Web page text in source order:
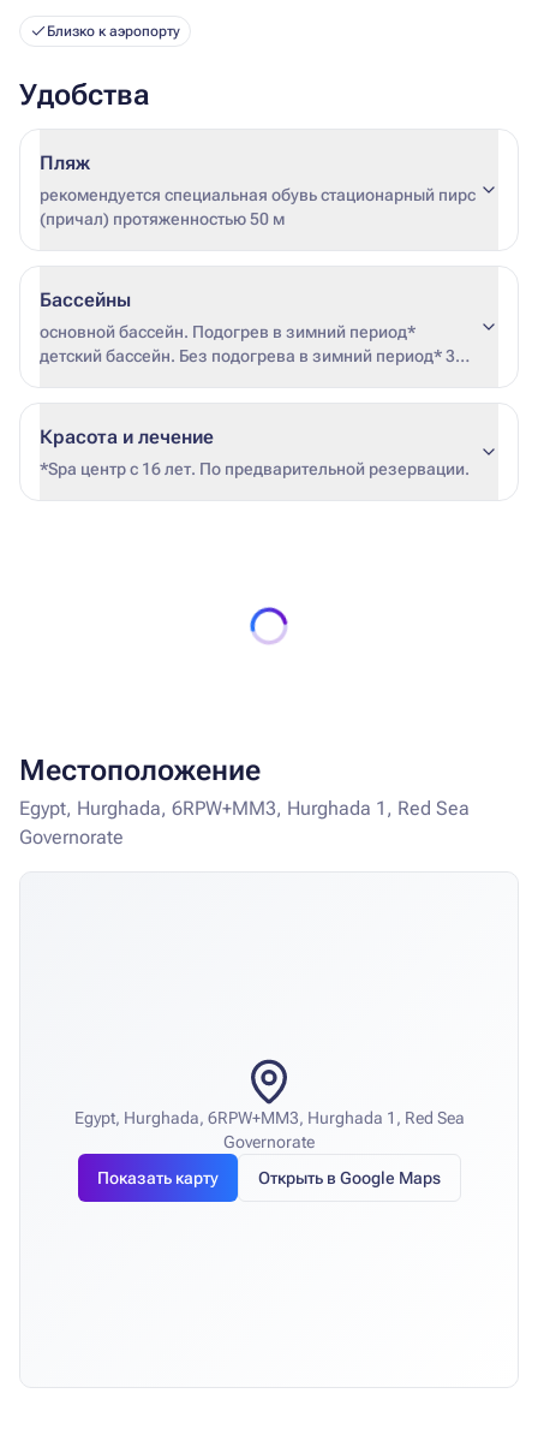
Близко к аэропорту
Удобства
Пляж
рекомендуется специальная обувь стационарный пирс
(причал) протяженностью 50 м
Бассейны
основной бассейн. Подогрев в зимний период*
детский бассейн. Без подогрева в зимний период* 3
аттракционы для детей. Без подогрева в зимний
период. * дата начала и окончания подогрева не
фиксирована (зависит от погодных условий и загрузки
отеля) Всего в отеле 4 бассейна: основной бассейн,
детский бассейн и два бассейна с водными горками
Красота и лечение
*Spa центр с 16 лет. По предварительной резервации.
Местоположение
Egypt, Hurghada, 6RPW+MM3, Hurghada 1, Red Sea
Governorate
Egypt, Hurghada, 6RPW+MM3, Hurghada 1, Red Sea
Governorate
Показать карту
Открыть в Google Maps